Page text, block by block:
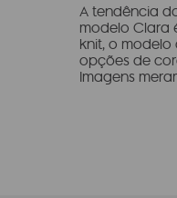
A tendência
modelo Clara
knit, o
opções de
Imagens